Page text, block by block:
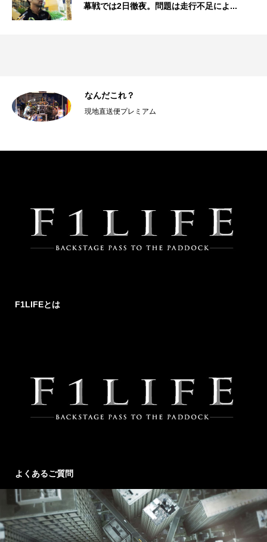
幕戦では2日徹夜。問題は走行不足によ...
なんだこれ？
現地直送便プレミアム
F1LIFEとは
よくあるご質問